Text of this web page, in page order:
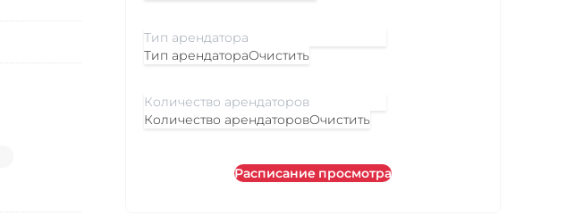
Тип арендатораОчистить
Количество арендаторовОчистить
Расписание просмотра